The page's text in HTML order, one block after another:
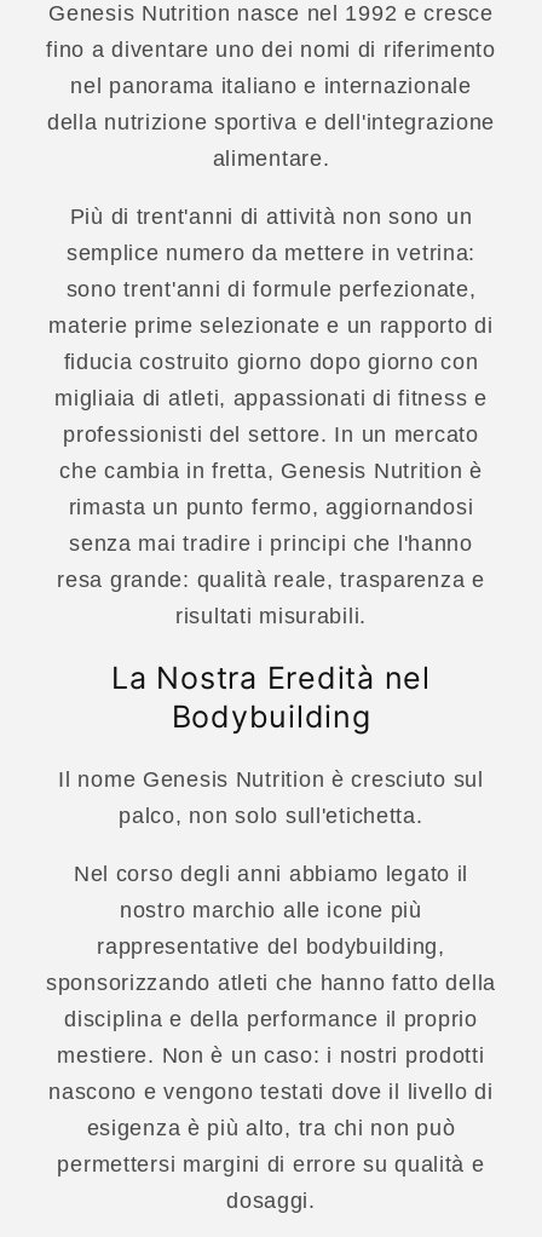
Genesis Nutrition nasce nel 1992 e cresce
fino a diventare uno dei nomi di riferimento
nel panorama italiano e internazionale
della nutrizione sportiva e dell'integrazione
alimentare.
Più di trent'anni di attività non sono un
semplice numero da mettere in vetrina:
sono trent'anni di formule perfezionate,
materie prime selezionate e un rapporto di
fiducia costruito giorno dopo giorno con
migliaia di atleti, appassionati di fitness e
professionisti del settore. In un mercato
che cambia in fretta, Genesis Nutrition è
rimasta un punto fermo, aggiornandosi
senza mai tradire i principi che l'hanno
resa grande: qualità reale, trasparenza e
risultati misurabili.
La Nostra Eredità nel
Bodybuilding
Il nome Genesis Nutrition è cresciuto sul
palco, non solo sull'etichetta.
Nel corso degli anni abbiamo legato il
nostro marchio alle icone più
rappresentative del bodybuilding,
sponsorizzando atleti che hanno fatto della
disciplina e della performance il proprio
mestiere. Non è un caso: i nostri prodotti
nascono e vengono testati dove il livello di
esigenza è più alto, tra chi non può
permettersi margini di errore su qualità e
dosaggi.